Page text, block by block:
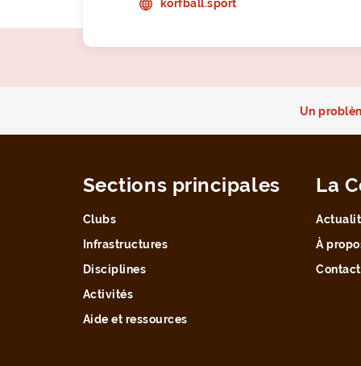
korfball.sport
Un
Sections principales
Clubs
Infrastructures
Disciplines
Activités
Aide et ressources
La
À
Contact